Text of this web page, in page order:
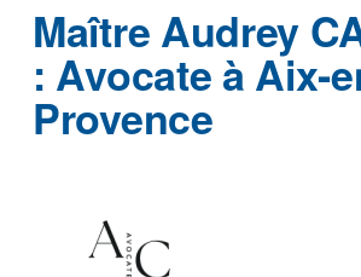
Maître Audrey
: Avocate à Aix-
Provence